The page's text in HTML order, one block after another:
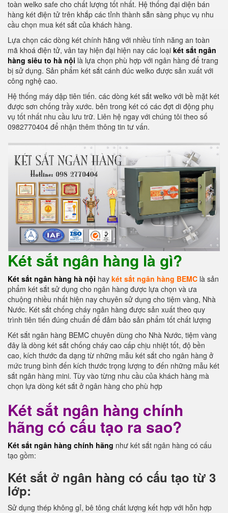
toàn welko safe cho chất lượng tốt nhất. Hệ thống đại diện bán
hàng két điện tử trên khắp các tỉnh thành sẵn sàng phục vụ nhu
cầu chọn mua két sắt của khách hàng.
Lựa chọn các dòng két chính hãng với nhiều tính năng an toàn
mã khoá điện tử, vân tay hiện đại hiện nay các loại két sắt ngân
hàng siêu to hà nội là lựa chọn phù hợp với ngân hàng để trang
bị sử dụng. Sản phẩm két sắt cánh đúc welko được sản xuất với
công nghệ cao.
Hệ thống máy dập tiên tiến. các dòng két sắt welko với bề mặt két
được sơn chống trầy xước. bên trong két có các đợt di động phụ
vụ tốt nhất nhu cầu lưu trữ. Liên hệ ngay với chúng tôi theo số
0982770404 để nhận thêm thông tin tư vấn.
Két sắt ngân hàng là gì?
Két sắt ngân hàng hà nội hay két sắt ngân hàng BEMC là sản
phẩm két sắt sử dụng cho ngân hàng được lựa chọn và ưa
chuộng nhiều nhất hiện nay chuyên sử dụng cho tiệm vàng, Nhà
Nước. Két sắt chống cháy ngân hàng được sản xuất theo quy
trình tiên tiến đúng chuẩn để đảm bảo sản phẩm tốt chất lượng
Két sắt ngân hàng BEMC chuyên dùng cho Nhà Nước, tiệm vàng
đây là dòng két sắt chống cháy cao cấp chịu nhiệt tốt, độ bền
cao, kích thước đa dạng từ những mẫu két sắt cho ngân hàng ở
mức trung bình đến kích thước trọng lượng to đến những mẫu két
sắt ngân hàng mini. Tùy vào từng nhu cầu của khách hàng mà
chọn lựa dòng két sắt ở ngân hàng cho phù hợp
Két sắt ngân hàng chính
hãng có cấu tạo ra sao?
Két sắt ngân hàng chính hãng như két sắt ngân hàng có cấu
tạo gồm:
Két sắt ở ngân hàng có cấu tạo từ 3
lớp:
Sử dụng thép không gỉ, bê tông chất lượng kết hợp với hỗn hợp